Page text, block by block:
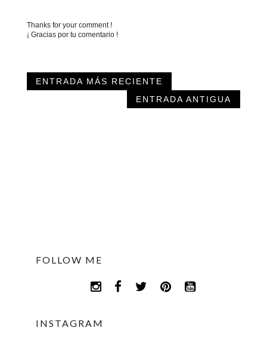
Thanks for your comment !
¡ Gracias por tu comentario !
ENTRADA MÁS RECIENTE
ENTRADA ANTIGUA
FOLLOW ME
INSTAGRAM